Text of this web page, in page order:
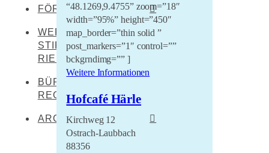
Oberstadion
Obermarchtal
Riedlingen
Rottenacker
Wilflingen
Martin Heidegger
Franz Carl Hiemer
Ernst Jünger
Christoph von Schmid
Sebastian Sailer
Abraham a Sancta
Clara
FÖRDERER
Literaturland Baden-
Württemberg
Förderverein
Schwäbischer Dialekt
LEADER Oberschwaben
LEADER Mittleres
Oberschwaben
Zentrum für kulturelle
WERNER DÜRRSON-
STIFTUNG
RIEDLINGEN
BÜRO FÜR
REGIONALKULTUR
ARCHIV
Literaturtage Schloss
“48.1269,9.4755” zoom=”18″
width=”95%” height=”450″
map_border=”thin solid ”
post_markers=”1″ control=””
bckgrndimg=”” ]
Weitere Informationen
Hofcafé Härle
Kirchweg 12
Ostrach-Laubbach
88356